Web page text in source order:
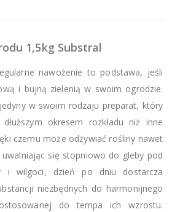
1,5kg Substral
nawożenie to podstawa, jeśli
i bujną zielenią w swoim ogrodzie.
w swoim rodzaju preparat, który
okresem rozkładu niż inne
czemu może odżywiać rośliny nawet
się stopniowo do gleby pod
i wilgoci, dzień po dniu dostarcza
niezbędnych do harmonijnego
do tempa ich wzrostu.